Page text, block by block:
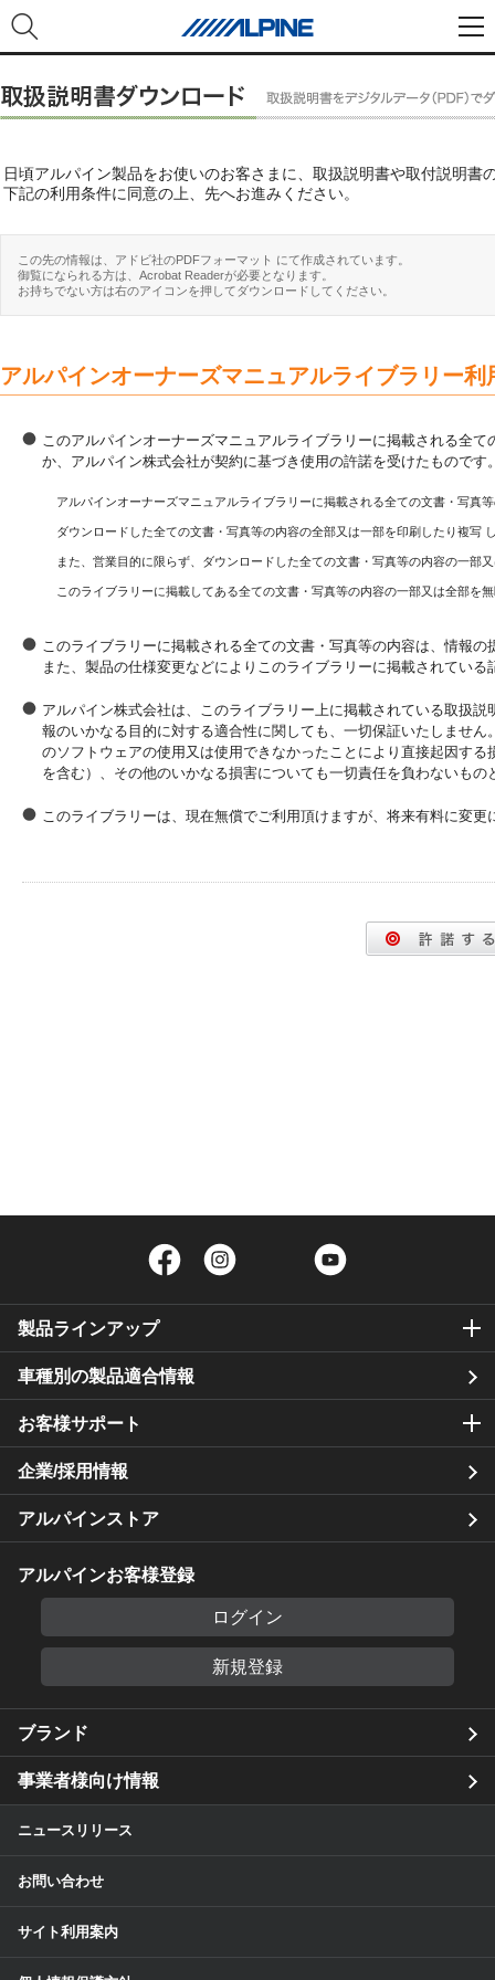
日頃アルパイン製品をお使いのお客さまに、取扱説明書や取付説明書
下記の利用条件に同意の上、先へお進みください。
この先の情報は、アドビ社のPDFフォーマット にて作成されています。
御覧になられる方は、Acrobat Readerが必要となります。
お持ちでない方は右のアイコンを押してダウンロードしてください。
アルパインオーナーズマニュアルライブラリー利
このアルパインオーナーズマニュアルライブラリーに掲載される全
か、アルパイン株式会社が契約に基づき使用の許諾を受けたもので
アルパインオーナーズマニュアルライブラリーに掲載される全ての文書・写真
ダウンロードした全ての文書・写真等の内容の全部又は一部を印刷したり複写
また、営業目的に限らず、ダウンロードした全ての文書・写真等の内容の一
このライブラリーに掲載してある全ての文書・写真等の内容の一部又は全部を
このライブラリーに掲載される全ての文書・写真等の内容は、情報
また、製品の仕様変更などによりこのライブラリーに掲載されてい
アルパイン株式会社は、このライブラリー上に掲載されている取扱
報のいかなる目的に対する適合性に関しても、一切保証いたしませ
のソフトウェアの使用又は使用できなかったことにより直接起因す
を含む）、その他のいかなる損害についても一切責任を負わないもの
このライブラリーは、現在無償でご利用頂けますが、将来有料に変
Facebook Twitter
製品ラインアップ
車種別の製品適合情報
お客様サポート
企業/採用情報
アルパインストア
アルパインお客様登録
ログイン
新規登録
ブランド
事業者様向け情報
ニュースリリース
お問い合わせ
サイト利用案内